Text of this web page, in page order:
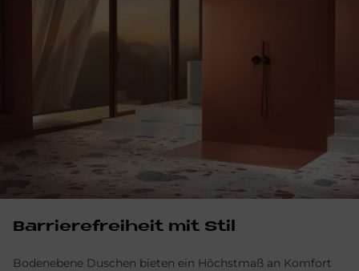
Bar­rie­re­frei­heit mit Stil
Bodenebene Duschen bieten ein Höchstmaß an Komfort